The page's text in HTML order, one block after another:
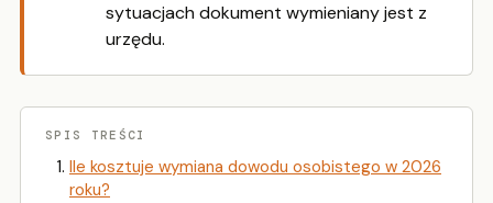
sytuacjach dokument wymieniany jest z
urzędu.
SPIS TREŚCI
Ile kosztuje wymiana dowodu osobistego w 2026
roku?